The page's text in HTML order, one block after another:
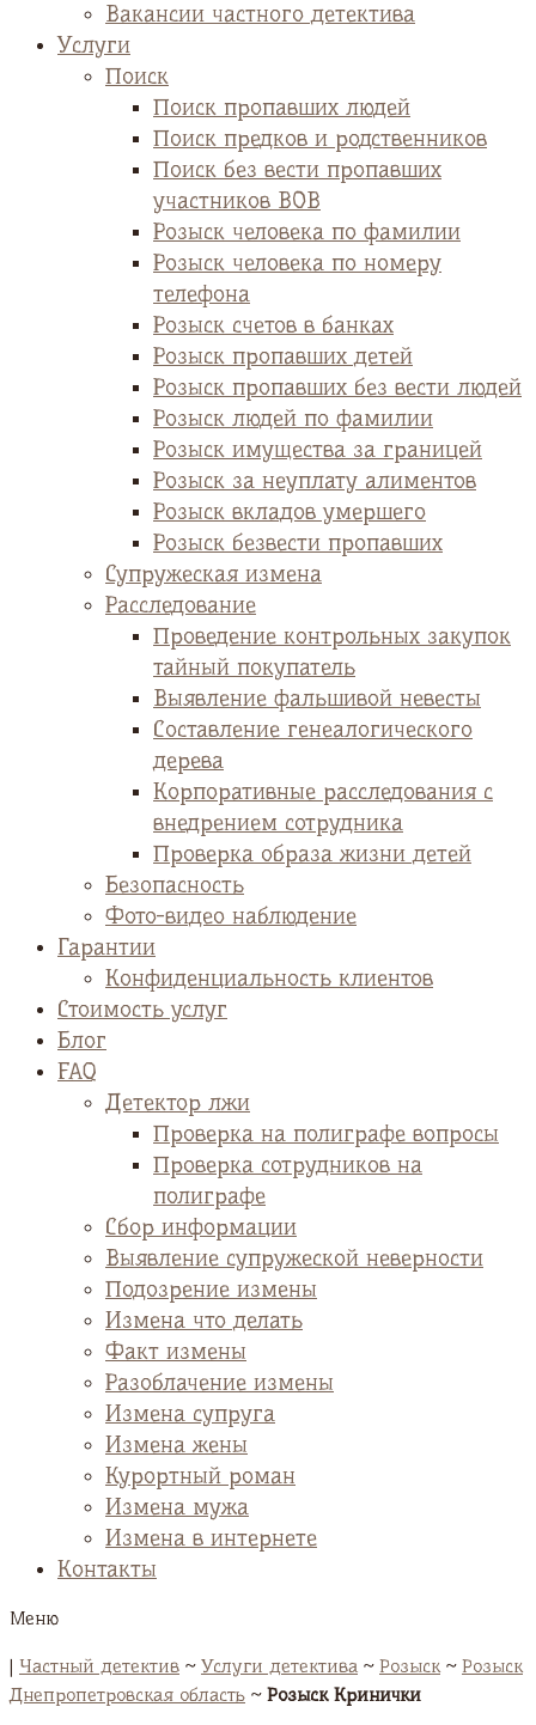
Вакансии частного детектива
Услуги
Поиск
Поиск пропавших людей
Поиск предков и родственников
Поиск без вести пропавших
участников ВОВ
Розыск человека по фамилии
Розыск человека по номеру
телефона
Розыск счетов в банках
Розыск пропавших детей
Розыск пропавших без вести людей
Розыск людей по фамилии
Розыск имущества за границей
Розыск за неуплату алиментов
Розыск вкладов умершего
Розыск безвести пропавших
Супружеская измена
Расследование
Проведение контрольных закупок
тайный покупатель
Выявление фальшивой невесты
Cоставление генеалогического
дерева
Корпоративные расследования с
внедрением сотрудника
Проверка образа жизни детей
Безопасность
Фото-видео наблюдение
Гарантии
Конфиденциальность клиентов
Стоимость услуг
Блог
FAQ
Детектор лжи
Проверка на полиграфе вопросы
Проверка сотрудников на
полиграфе
Сбор информации
Выявление супружеской неверности
Подозрение измены
Измена что делать
Факт измены
Разоблачение измены
Измена супруга
Измена жены
Курортный роман
Измена мужа
Измена в интернете
Контакты
Меню
| Частный детектив ~ Услуги детектива ~ Розыск~ Розыск
Днепропетровская область ~ Розыск Кринички